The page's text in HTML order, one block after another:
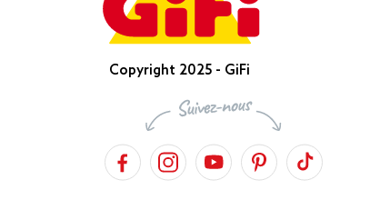
Copyright 2025 - GiFi